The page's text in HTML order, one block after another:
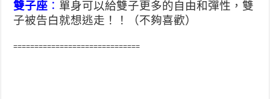
雙子座 ： 單身可以給雙子更多的自由和彈性，雙
子被告白就想逃走！！（不夠喜歡）
==============================